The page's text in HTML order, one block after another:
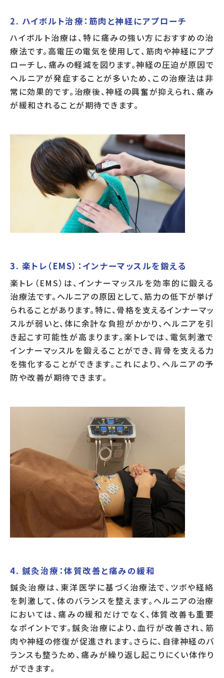
2. ハイボルト治療：筋肉と神経にアプローチ
ハイボルト治療は、特に痛みの強い方におすすめの治
療法です。高電圧の電気を使用して、筋肉や神経にアプ
ローチし、痛みの軽減を図ります。神経の圧迫が原因で
ヘルニアが発症することが多いため、この治療法は非
常に効果的です。治療後、神経の興奮が抑えられ、痛み
が緩和されることが期待できます。
3. 楽トレ（EMS）：インナーマッスルを鍛える
楽トレ（EMS）は、インナーマッスルを効率的に鍛える
治療法です。ヘルニアの原因として、筋力の低下が挙げ
られることがあります。特に、骨格を支えるインナーマッ
スルが弱いと、体に余計な負担がかかり、ヘルニアを引
き起こす可能性が高まります。楽トレでは、電気刺激で
インナーマッスルを鍛えることができ、背骨を支える力
を強化することができます。これにより、ヘルニアの予
防や改善が期待できます。
4. 鍼灸治療：体質改善と痛みの緩和
鍼灸治療は、東洋医学に基づく治療法で、ツボや経絡
を刺激して、体のバランスを整えます。ヘルニアの治療
においては、痛みの緩和だけでなく、体質改善も重要
なポイントです。鍼灸治療により、血行が改善され、筋
肉や神経の修復が促進されます。さらに、自律神経のバ
ランスも整うため、痛みが繰り返し起こりにくい体作り
ができます。